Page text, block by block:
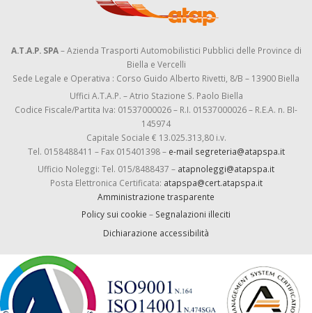
A.T.A.P. SPA– Azienda Trasporti Automobilistici Pubblici delle Province di
Biella e Vercelli
Sede Legale e Operativa : Corso Guido Alberto Rivetti, 8/B – 13900 Biella
Uffici A.T.A.P. – Atrio Stazione S. Paolo Biella
Codice Fiscale/Partita Iva: 01537000026 – R.I. 01537000026 – R.E.A. n. BI-
145974
Capitale Sociale € 13.025.313,80 i.v.
Tel. 0158488411 – Fax 015401398 – e-mail segreteria@atapspa.it
Ufficio Noleggi: Tel. 015/8488437 – atapnoleggi@atapspa.it
Posta Elettronica Certificata: atapspa@cert.atapspa.it
Amministrazione trasparente
Policy sui cookie – Segnalazioni illeciti
Dichiarazione accessibilità